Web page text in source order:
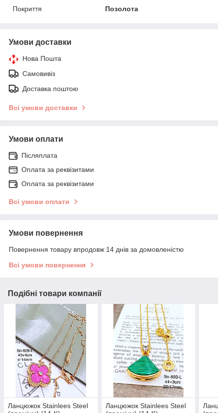
Покриття
Позолота
Умови доставки
Нова Пошта
Самовивіз
Доставка поштою
Всі умови доставки
Умови оплати
Післяплата
Оплата за реквізитами
Оплата за реквізитами
Всі умови оплати
Умови повернення
Повернення товару впродовж 14 днів за домовленістю
Всі умови повернення
Подібні товари компанії
Ланцюжок Stainlees Steel
Ланцюжок Stainlees Steel